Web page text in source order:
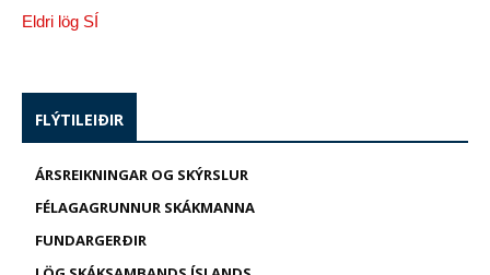
Eldri lög SÍ
FLÝTILEIÐIR
ÁRSREIKNINGAR OG SKÝRSLUR
FÉLAGAGRUNNUR SKÁKMANNA
FUNDARGERÐIR